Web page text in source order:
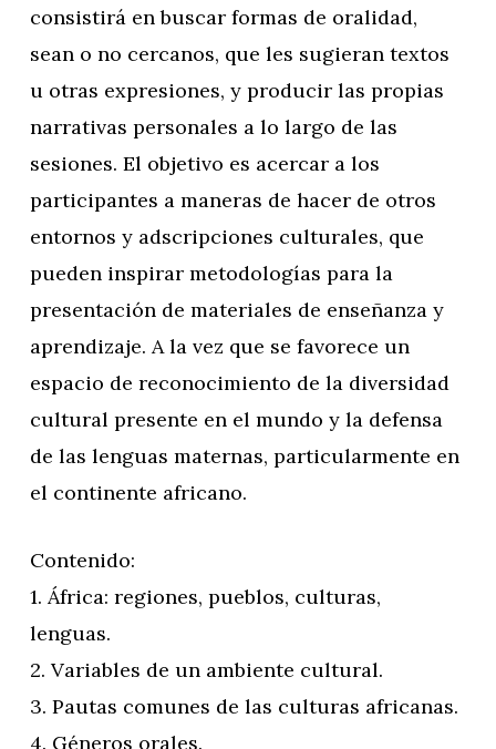
consistirá en buscar formas de oralidad,
sean o no cercanos, que les sugieran textos
u otras expresiones, y producir las propias
narrativas personales a lo largo de las
sesiones. El objetivo es acercar a los
participantes a maneras de hacer de otros
entornos y adscripciones culturales, que
pueden inspirar metodologías para la
presentación de materiales de enseñanza y
aprendizaje. A la vez que se favorece un
espacio de reconocimiento de la diversidad
cultural presente en el mundo y la defensa
de las lenguas maternas, particularmente en
el continente africano.
Contenido:
1. África: regiones, pueblos, culturas,
lenguas.
2. Variables de un ambiente cultural.
3. Pautas comunes de las culturas africanas.
4. Géneros orales.